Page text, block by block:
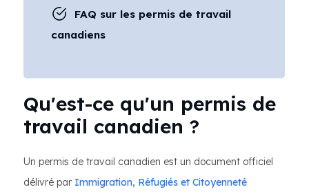
FAQ sur les permis de travail
canadiens
Qu'est-ce qu'un permis de
travail canadien ?
Un permis de travail canadien est un document officiel
délivré par Immigration, Réfugiés et Citoyenneté